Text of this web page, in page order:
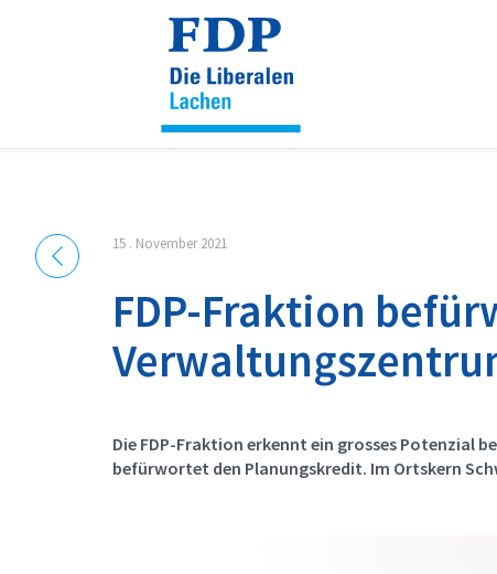
15 . November 2021
FDP-Fraktion
Die FDP-Fraktion erkennt ein grosses Potenzial
befürwortet den Planungskredit. Im Ortskern